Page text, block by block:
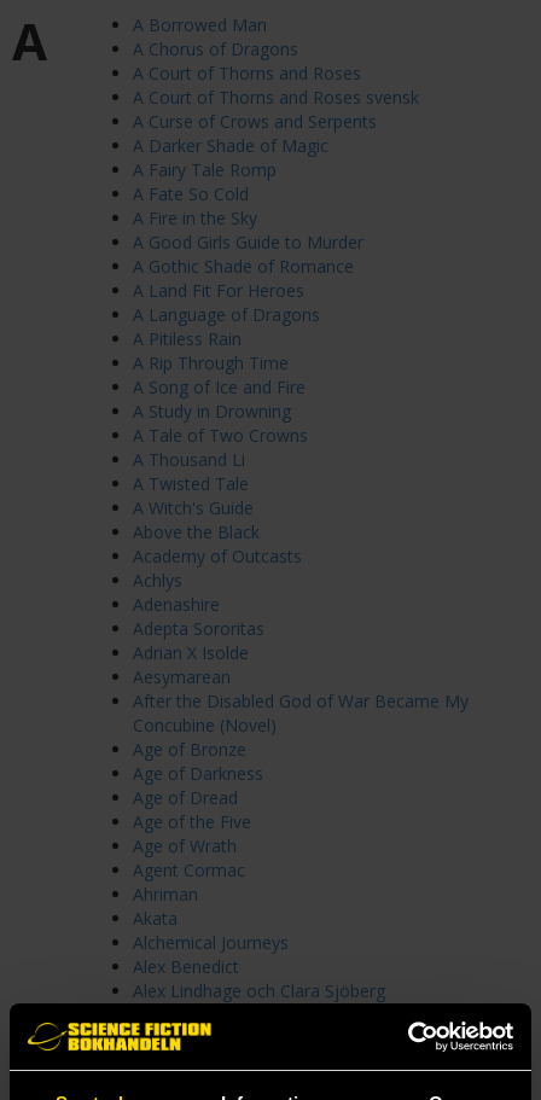
A
A Borrowed Man
A Chorus of Dragons
A Court of Thorns and Roses
A Court of Thorns and Roses svensk
A Curse of Crows and Serpents
A Darker Shade of Magic
A Fairy Tale Romp
A Fate So Cold
A Fire in the Sky
A Good Girls Guide to Murder
A Gothic Shade of Romance
A Land Fit For Heroes
A Language of Dragons
A Pitiless Rain
A Rip Through Time
A Song of Ice and Fire
A Study in Drowning
A Tale of Two Crowns
A Thousand Li
A Twisted Tale
A Witch's Guide
Above the Black
Academy of Outcasts
Achlys
Adenashire
Adepta Sororitas
Adrian X Isolde
Aesymarean
After the Disabled God of War Became My
Concubine (Novel)
Age of Bronze
Age of Darkness
Age of Dread
Age of the Five
Age of Wrath
Agent Cormac
Ahriman
Akata
Alchemical Journeys
Alex Benedict
Alex Lindhage och Clara Sjöberg
All of Us Villains